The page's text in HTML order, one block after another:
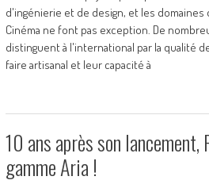
d'ingénierie et de design, et les domaines
Cinéma ne font pas exception. De
distinguent à l'international par la qualité
faire artisanal et leur capacité à
10 ans après son lancement,
gamme Aria !